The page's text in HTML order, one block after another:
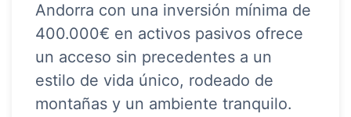
Andorra con una inversión mínima de
400.000€ en activos pasivos ofrece
un acceso sin precedentes a un
estilo de vida único, rodeado de
montañas y un ambiente tranquilo.